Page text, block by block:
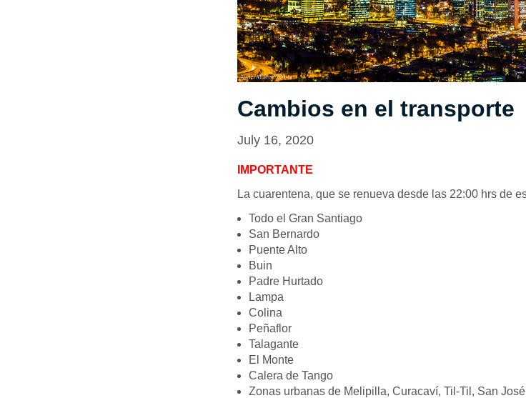
Cambios en el transporte
July 16, 2020
IMPORTANTE
La cuarentena, que se renueva desde las 22:00 hrs de
Todo el Gran Santiago
San Bernardo
Puente Alto
Buin
Padre Hurtado
Lampa
Colina
Peñaflor
Talagante
El Monte
Calera de Tango
Zonas urbanas de Melipilla, Curacaví, Til-Til, San